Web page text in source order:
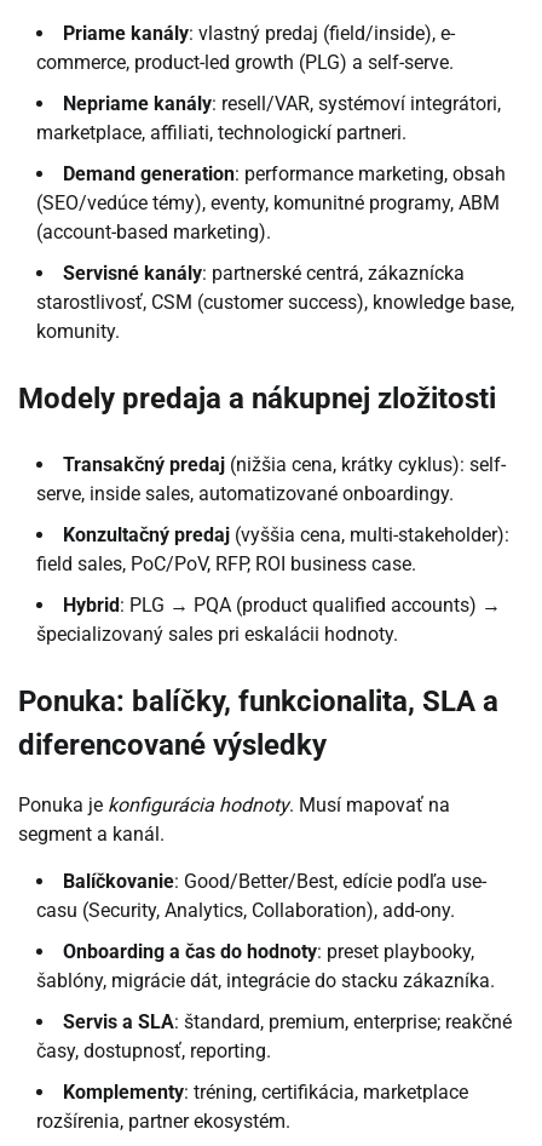
Priame kanály: vlastný predaj (field/inside), e-
commerce, product-led growth (PLG) a self-serve.
Nepriame kanály: resell/VAR, systémoví integrátori,
marketplace, affiliati, technologickí partneri.
Demand generation: performance marketing, obsah
(SEO/vedúce témy), eventy, komunitné programy, ABM
(account-based marketing).
Servisné kanály: partnerské centrá, zákaznícka
starostlivosť, CSM (customer success), knowledge base,
komunity.
Modely predaja a nákupnej zložitosti
Transakčný predaj (nižšia cena, krátky cyklus): self-
serve, inside sales, automatizované onboardingy.
Konzultačný predaj (vyššia cena, multi-stakeholder):
field sales, PoC/PoV, RFP, ROI business case.
Hybrid: PLG → PQA (product qualified accounts) →
špecializovaný sales pri eskalácii hodnoty.
Ponuka: balíčky, funkcionalita, SLA a
diferencované výsledky
Ponuka je konfigurácia hodnoty. Musí mapovať na
segment a kanál.
Balíčkovanie: Good/Better/Best, edície podľa use-
casu (Security, Analytics, Collaboration), add-ony.
Onboarding a čas do hodnoty: preset playbooky,
šablóny, migrácie dát, integrácie do stacku zákazníka.
Servis a SLA: štandard, premium, enterprise; reakčné
časy, dostupnosť, reporting.
Komplementy: tréning, certifikácia, marketplace
rozšírenia, partner ekosystém.